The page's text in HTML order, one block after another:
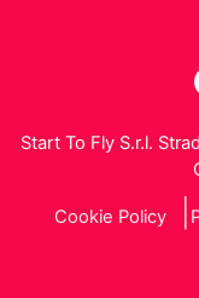
Start To Fly S.r.l.
Cookie Policy